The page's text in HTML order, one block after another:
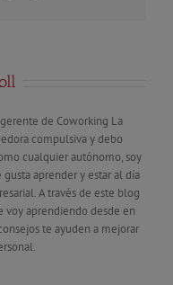
de Coworking La
compulsiva y debo
cualquier autónomo, soy
aprender y estar al día
A través de este blog
aprendiendo desde en
te ayuden a mejorar